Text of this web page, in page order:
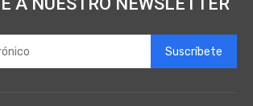
Suscríbete